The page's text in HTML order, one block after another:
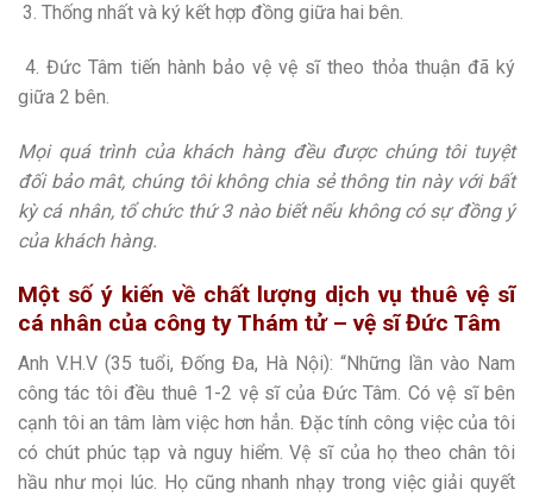
3. Thống nhất và ký kết hợp đồng giữa hai bên.
4. Đức Tâm tiến hành bảo vệ vệ sĩ theo thỏa thuận đã ký
giữa 2 bên.
Mọi quá trình của khách hàng đều được chúng tôi tuyệt
đối bảo mât, chúng tôi không chia sẻ thông tin này với bất
kỳ cá nhân, tổ chức thứ 3 nào biết nếu không có sự đồng ý
của khách hàng.
Một số ý kiến về chất lượng dịch vụ thuê vệ sĩ
cá nhân của công ty Thám tử – vệ sĩ Đức Tâm
Anh V.H.V (35 tuổi, Đống Đa, Hà Nội): “Những lần vào Nam
công tác tôi đều thuê 1-2 vệ sĩ của Đức Tâm. Có vệ sĩ bên
cạnh tôi an tâm làm việc hơn hẳn. Đặc tính công việc của tôi
có chút phúc tạp và nguy hiểm. Vệ sĩ của họ theo chân tôi
hầu như mọi lúc. Họ cũng nhanh nhạy trong việc giải quyết